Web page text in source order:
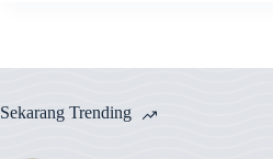
Sekarang Trending